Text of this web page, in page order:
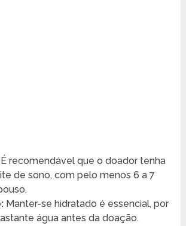
recomendável que o doador tenha
de sono, com pelo menos 6 a 7
Manter-se hidratado é essencial, por
água antes da doação.